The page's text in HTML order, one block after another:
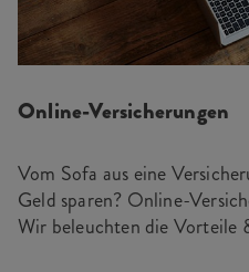
Online-Versicherungen
Vom Sofa aus eine
Geld sparen? Online-
Wir beleuchten die Vorteile